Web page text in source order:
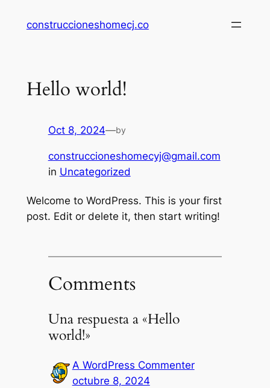
construccioneshomecj.co
Hello world!
Oct 8, 2024—by
construccioneshomecyj@gmail.com
in Uncategorized
Welcome to WordPress. This is your first
post. Edit or delete it, then start writing!
Comments
Una respuesta a «Hello
world!»
A WordPress Commenter
octubre 8, 2024